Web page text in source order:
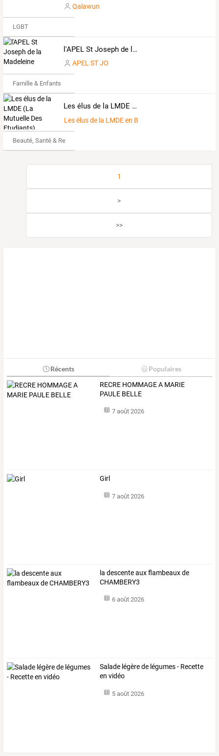
Qalawun
LGBT
l'APEL St Joseph de la Madeleine
APEL ST JO
Famille & Enfants
Les élus de la LMDE (La Mutuelle Des Etudiants) section Bretagne
Les élus de la LMDE en Bretagne
Beauté, Santé & Remise en forme
1
>
>>
Récents Populaires
RECRE HOMMAGE A MARIE
PAULE BELLE
7 août 2026
Girl
7 août 2026
la descente aux flambeaux de
CHAMBERY3
6 août 2026
Salade légère de légumes - Recette
en vidéo
5 août 2026